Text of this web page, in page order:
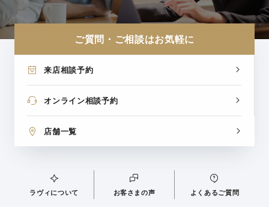
ご質問・ご相談はお気軽に
来店相談予約
オンライン相談予約
店舗一覧
ラヴィについて お客さまの声 よくあるご質問